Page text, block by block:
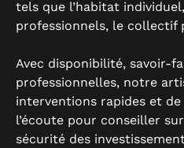
tels que l’habitat
professionnels, le collectif
Avec disponibilité, savoir-
professionnelles, notre
interventions rapides et
l’écoute pour conseiller
sécurité des